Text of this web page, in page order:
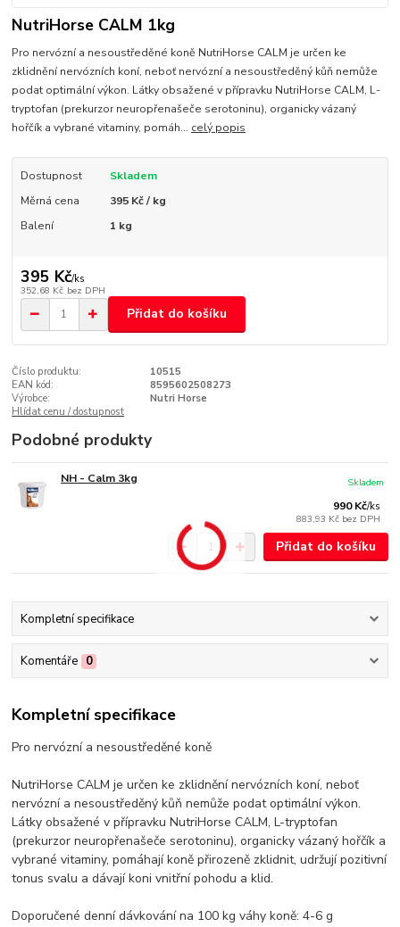
NutriHorse CALM 1kg
Pro nervózní a nesoustředěné koně NutriHorse CALM je určen ke
zklidnění nervózních koní, neboť nervózní a nesoustředěný kůň nemůže
podat optimální výkon. Látky obsažené v přípravku NutriHorse CALM, L-
tryptofan (prekurzor neuropřenašeče serotoninu), organicky vázaný
hořčík a vybrané vitaminy, pomáh... celý popis
Dostupnost
Skladem
Měrná cena
395 Kč / kg
Balení
1 kg
395 Kč/ks
352,68 Kč bez DPH
Přidat do košíku
Číslo produktu:
10515
EAN kód:
8595602508273
Výrobce:
Nutri Horse
Hlídat cenu / dostupnost
Podobné produkty
NH - Calm 3kg
990 Kč/ks
883,93 Kč bez DPH
Skladem
Přidat do košíku
Kompletní specifikace
Komentáře 0
Kompletní specifikace
Pro nervózní a nesoustředěné koně
NutriHorse CALM je určen ke zklidnění nervózních koní, neboť
nervózní a nesoustředěný kůň nemůže podat optimální výkon.
Látky obsažené v přípravku NutriHorse CALM, L-tryptofan
(prekurzor neuropřenašeče serotoninu), organicky vázaný hořčík a
vybrané vitaminy, pomáhají koně přirozeně zklidnit, udržují pozitivní
tonus svalu a dávají koni vnitřní pohodu a klid.
Doporučené denní dávkování na 100 kg váhy koně: 4-6 g